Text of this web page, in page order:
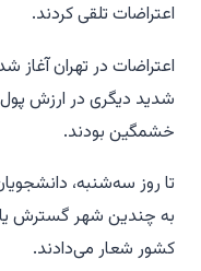
اعتراضات تلقی کردند.
اعتراضات در تهران آغاز
شدید دیگری در ارزش پول
خشمگین بودند.
تا روز سه‌شنبه،
به چندین شهر گسترش
کشور شعار می‌دادند.